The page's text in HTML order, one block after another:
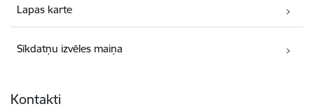
Lapas karte
Sīkdatņu izvēles maiņa
Kontakti